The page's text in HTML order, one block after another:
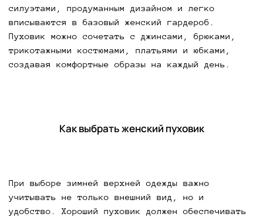
силуэтами, продуманным дизайном и легко
вписываются в базовый женский гардероб.
Пуховик можно сочетать с джинсами, брюками,
трикотажными костюмами, платьями и юбками,
создавая комфортные образы на каждый день.
Как выбрать женский пуховик
При выборе зимней верхней одежды важно
учитывать не только внешний вид, но и
удобство. Хороший пуховик должен обеспечивать